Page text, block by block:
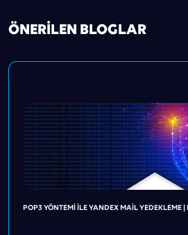
ÖNERILEN BLOGLAR
POP3 YÖNTEMI ILE YANDEX MAIL YEDEKLEME |